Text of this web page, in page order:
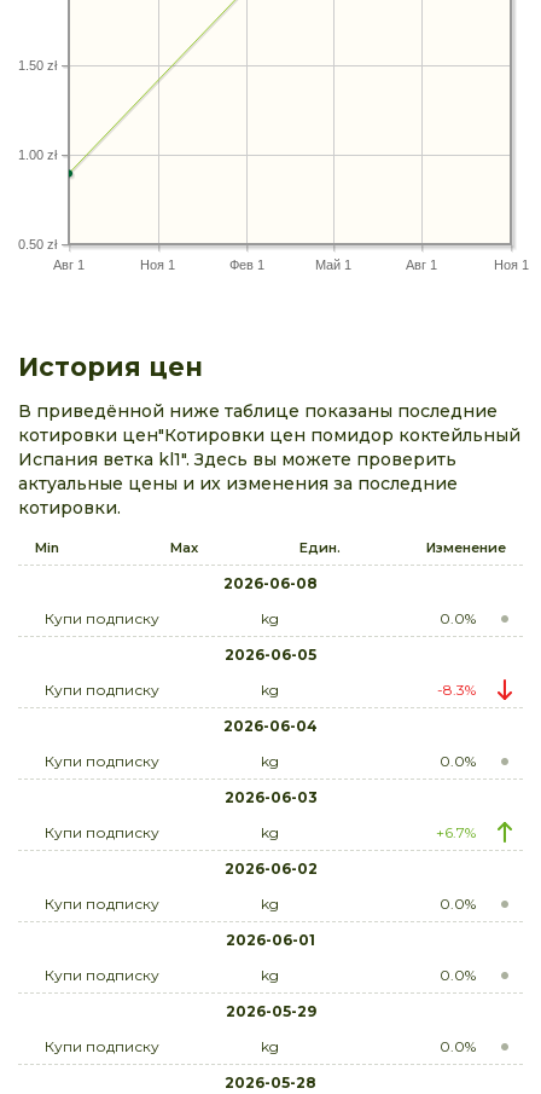
Авг 1 Ноя 1 Фев 1 Май 1 Авг 1 Ноя 1
0.50 zł
1.00 zł
1.50 zł
История цен
В приведённой ниже таблице показаны последние
котировки цен"Котировки цен помидор коктейльный
Испания ветка kl1". Здесь вы можете проверить
актуальные цены и их изменения за последние
котировки.
Min Max Един. Изменение
2026-06-08
Купи подписку
kg
0.0%
2026-06-05
Купи подписку
kg
-8.3%
2026-06-04
Купи подписку
kg
0.0%
2026-06-03
Купи подписку
kg
+6.7%
2026-06-02
Купи подписку
kg
0.0%
2026-06-01
Купи подписку
kg
0.0%
2026-05-29
Купи подписку
kg
0.0%
2026-05-28